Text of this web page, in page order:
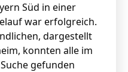
Süd in einer
war erfolgreich.
dargestellt
konnten alle im
gefunden